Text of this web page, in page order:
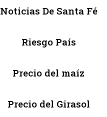
Noticias De Santa Fé
Riesgo País
Precio del maíz
Precio del Girasol